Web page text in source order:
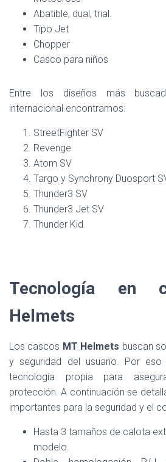
Abatible, dual, trial.
Tipo Jet
Chopper
Casco para niños
Entre los diseños más
internacional encontramos:
StreetFighter SV
Revenge
Atom SV
Targo y Synchrony Duosport
Thunder3 SV
Thunder3 Jet SV
Thunder Kid.
Tecnología en
Helmets
Los cascos MT Helmets buscan
y seguridad del usuario. Por eso
tecnología propia para
protección. A continuación se
importantes para la seguridad y el
Hasta 3 tamaños de calota
modelo.